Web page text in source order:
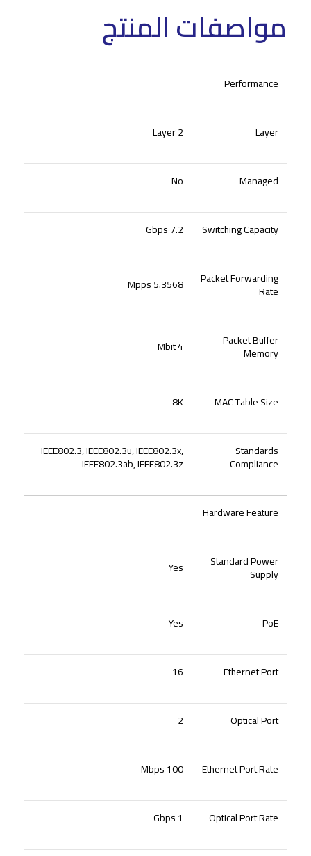
مواصفات المنتج
Performance
Layer
Layer 2
Managed
No
Switching Capacity
7.2 Gbps
Packet Forwarding
Rate
5.3568 Mpps
Packet Buffer
Memory
4 Mbit
MAC Table Size
8K
Standards
Compliance
IEEE802.3, IEEE802.3u, IEEE802.3x,
IEEE802.3ab, IEEE802.3z
Hardware Feature
Standard Power
Supply
Yes
PoE
Yes
Ethernet Port
16
Optical Port
2
Ethernet Port Rate
100 Mbps
Optical Port Rate
1 Gbps